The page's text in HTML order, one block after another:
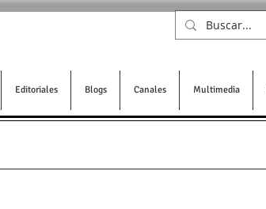
Editoriales Blogs Canales Multimedia